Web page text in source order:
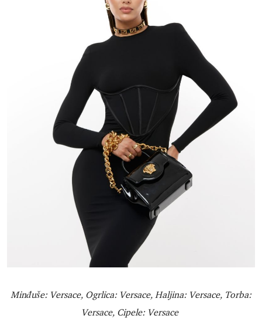
Minđuše: Versace, Ogrlica: Versace, Haljina: Versace, Torba:
Versace, Cipele: Versace